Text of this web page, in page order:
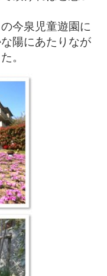
今泉児童遊園に
陽にあたりなが
。